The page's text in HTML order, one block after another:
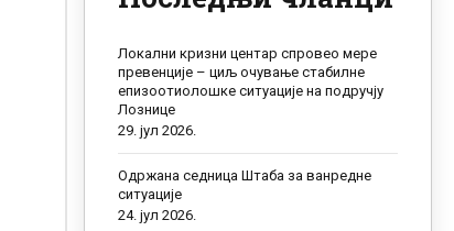
Локални кризни центар спровео мере
превенције – циљ очување стабилне
епизоотиолошке ситуације на подручју
Лознице
29. јул 2026.
Одржана седница Штаба за ванредне
ситуације
24. јул 2026.